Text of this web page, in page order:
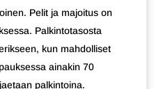
Pelit ja majoitus on
Palkintotasosta
kun mahdolliset
ainakin 70
palkintoina.